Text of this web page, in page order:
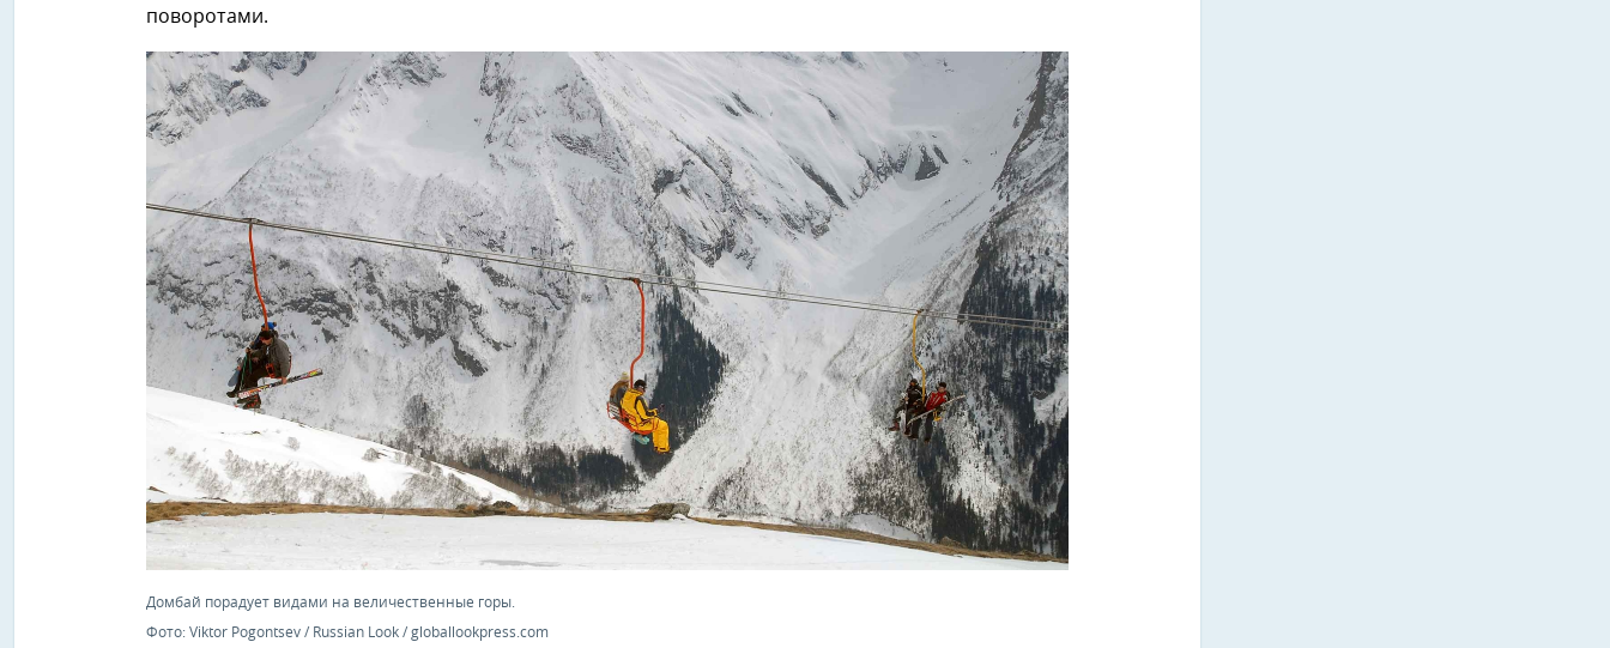
поворотами.
Домбай порадует видами на величественные горы.
Фото: Viktor Pogontsev / Russian Look / globallookpress.com